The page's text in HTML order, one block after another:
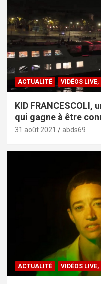
ACTUALITÉ VIDÉOS
KID FRANCESCOLI,
qui gagne à être
31 août 2021 abds69
ACTUALITÉ VIDÉOS